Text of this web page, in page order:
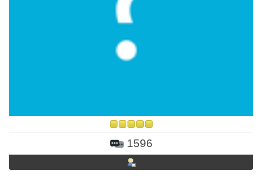
1596